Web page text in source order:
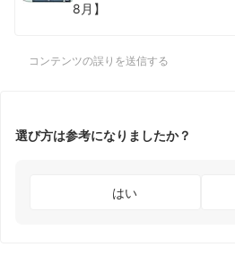
8月】
コンテンツの誤りを送信する
選び方は参考になりましたか？
はい